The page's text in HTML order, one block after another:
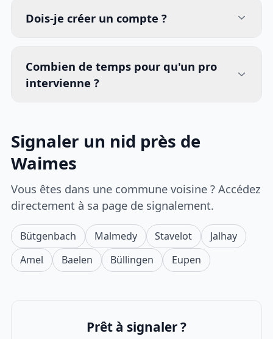
Dois-je créer un compte ?
Combien de temps pour qu'un pro
intervienne ?
Signaler un nid près de
Waimes
Vous êtes dans une commune voisine ? Accédez
directement à sa page de signalement.
Bütgenbach Malmedy Stavelot
Jalhay
Amel
Baelen Büllingen Eupen
Prêt à signaler ?